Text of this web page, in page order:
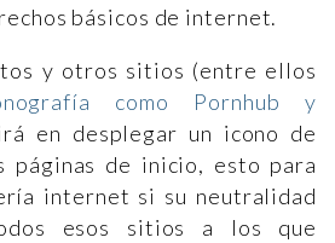
básicos de internet.
y otros sitios (entre ellos
como Pornhub y
en desplegar un icono de
páginas de inicio, esto para
internet si su neutralidad
esos sitios a los que